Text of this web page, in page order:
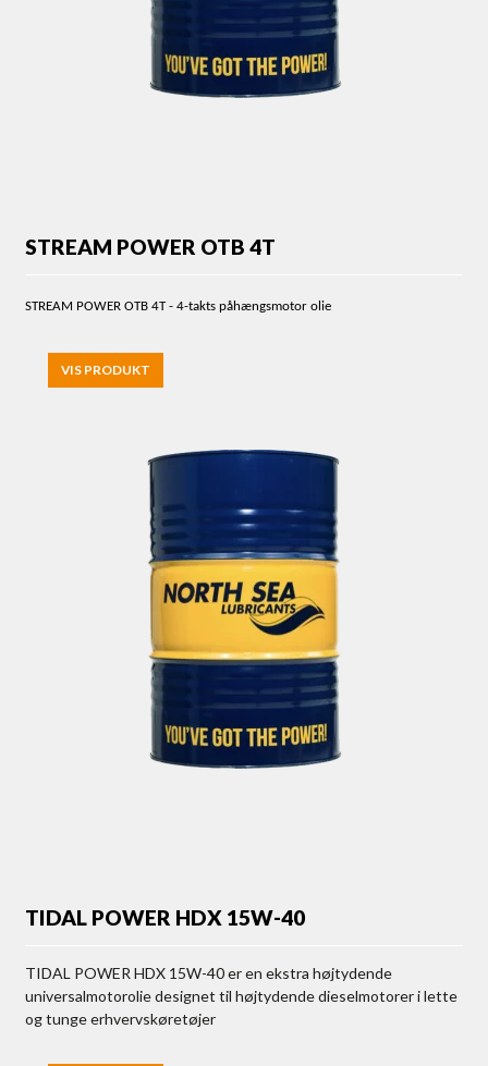
STREAM POWER OTB 4T
STREAM POWER OTB 4T - 4-takts påhængsmotor olie
VIS PRODUKT
TIDAL POWER HDX 15W-40
TIDAL POWER HDX 15W-40 er en ekstra højtydende
universalmotorolie designet til højtydende dieselmotorer i lette
og tunge erhvervskøretøjer